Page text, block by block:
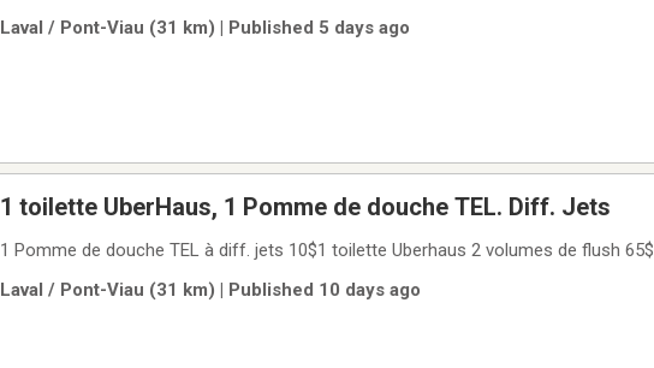
Laval / Pont-Viau (31 km) | Published 5 days ago
1 toilette UberHaus, 1 Pomme de douche TEL. Diff. Jets
1 Pomme de douche TEL à diff. jets 10$1 toilette Uberhaus 2 volumes de flush 65$
Laval / Pont-Viau (31 km) | Published 10 days ago